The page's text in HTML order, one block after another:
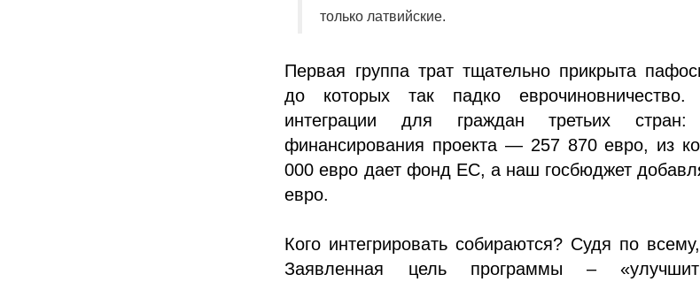
только латвийские.
Первая группа трат тщательно прикрыта
до которых так падко
интеграции для граждан третьих
финансирования проекта — 257 870 евро, из
000 евро дает фонд ЕС, а наш госбюджет
евро.
Кого интегрировать собираются? Судя по
Заявленная цель программы –